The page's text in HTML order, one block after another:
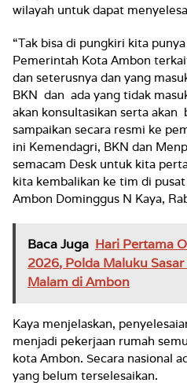
wilayah untuk dapat
“Tak bisa di pungkiri kita
Pemerintah Kota Ambon
dan seterusnya dan yang
BKN dan ada yang tidak
akan konsultasikan serta akan
sampaikan secara resmi ke
ini Kemendagri, BKN dan
semacam Desk untuk kita
kita kembalikan ke tim di pusat
Ambon Dominggus N Kaya,
Baca Juga Hari Pertama
2026, Polda Maluku
Malam di Ambon
Kaya menjelaskan,
menjadi pekerjaan rumah
kota Ambon. Secara nasional
yang belum terselesaikan.